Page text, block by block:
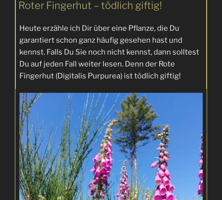
Roter Fingerhut – tödlich giftig!
Heute erzähle ich Dir über eine Pflanze, die Du
garantiert schon ganz häufig gesehen hast und
kennst. Falls Du Sie noch nicht kennst, dann solltest
Du auf jeden Fall weiter lesen. Denn der Rote
Fingerhut (Digitalis Purpurea) ist tödlich giftig!